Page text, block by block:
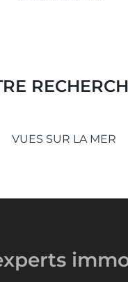
VUES SUR LA MER